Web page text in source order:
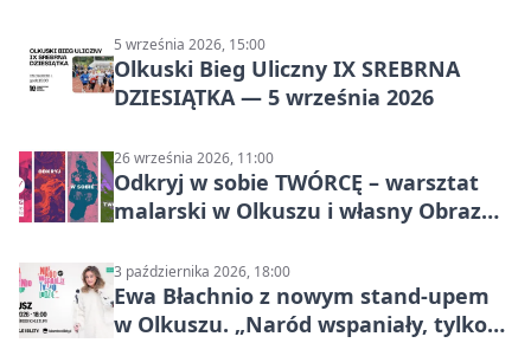
5 września 2026, 15:00
Olkuski Bieg Uliczny IX SREBRNA
DZIESIĄTKA — 5 września 2026
26 września 2026, 11:00
Odkryj w sobie TWÓRCĘ – warsztat
malarski w Olkuszu i własny Obraz
3 października 2026, 18:00
Ewa Błachnio z nowym stand-upem
w Olkuszu. „Naród wspaniały, tylko